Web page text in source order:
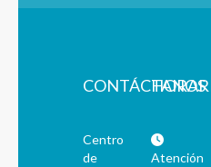
CONTÁCTANOS
Centro
de
Atención